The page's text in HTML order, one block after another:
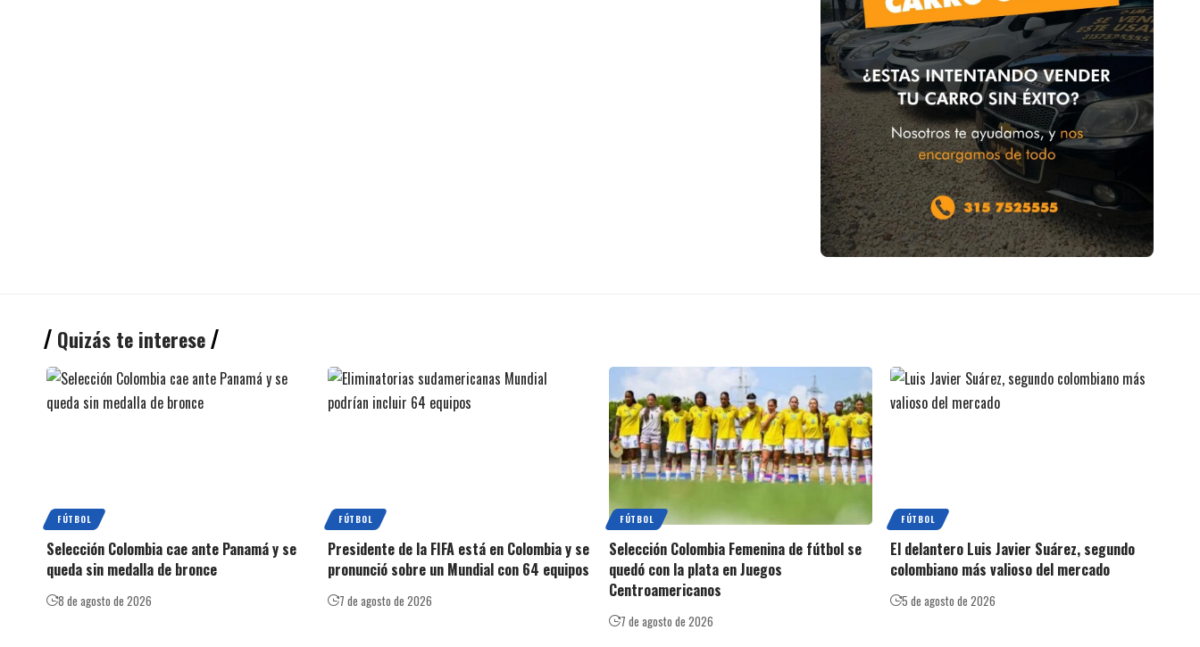
Quizás te interese
FÚTBOL
Selección Colombia cae ante Panamá y se
queda sin medalla de bronce
8 de agosto de 2026
FÚTBOL
Presidente de la FIFA está en Colombia y se
pronunció sobre un Mundial con 64 equipos
7 de agosto de 2026
FÚTBOL
Selección Colombia Femenina de fútbol se
quedó con la plata en Juegos
Centroamericanos
7 de agosto de 2026
FÚTBOL
El delantero Luis Javier Suárez, segundo
colombiano más valioso del mercado
5 de agosto de 2026